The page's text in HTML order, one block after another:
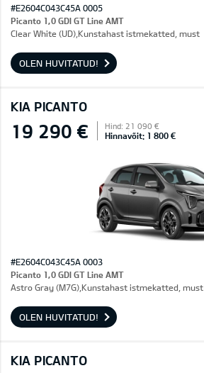
#E2604C043C45A 0005
Picanto 1,0 GDI GT Line AMT
Clear White (UD),Kunstahast istmekatted, must
OLEN HUVITATUD!
KIA PICANTO
19 290 € Hind: 21 090 €
Hinnavõit: 1 800 €
#E2604C043C45A 0003
Picanto 1,0 GDI GT Line AMT
Astro Gray (M7G),Kunstahast istmekatted, must
OLEN HUVITATUD!
KIA PICANTO